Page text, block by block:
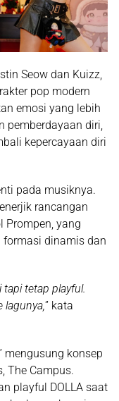
Seow dan Kuizz
pop modern
emosi yang lebih
pemberdayaan diri
kepercayaan diri
pada musiknya.
rancangan
Prompen , yang
formasi dinamis dan
tapi tetap playful.
” kata
mengusung konsep
The Campus.
playful DOLLA saat